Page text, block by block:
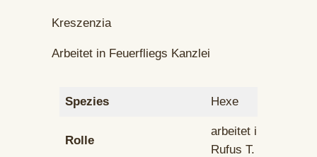
Kreszenzia
Arbeitet in Feuerfliegs Kanzlei
Spezies Hexe
Rolle
arbeitet in der
Rufus T. Feuerflieg